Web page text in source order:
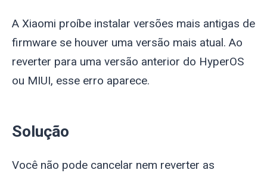
A Xiaomi proíbe instalar versões mais antigas de
firmware se houver uma versão mais atual. Ao
reverter para uma versão anterior do HyperOS
ou MIUI, esse erro aparece.
Solução
Você não pode cancelar nem reverter as